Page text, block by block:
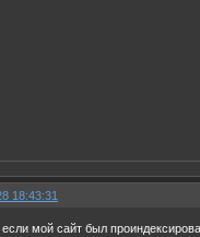
18:43:31
если мой сайт был